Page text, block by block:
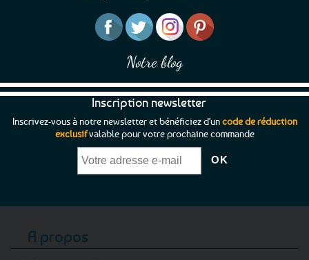
Notre blog
Inscription newsletter
Inscrivez-vous à notre newsletter et bénéficiez d'uncode de réduction
exclusifvalable pour votre prochaine commande
A propos